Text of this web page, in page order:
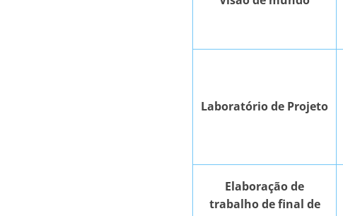
Laboratório de Projeto
Elaboração de
trabalho de final de